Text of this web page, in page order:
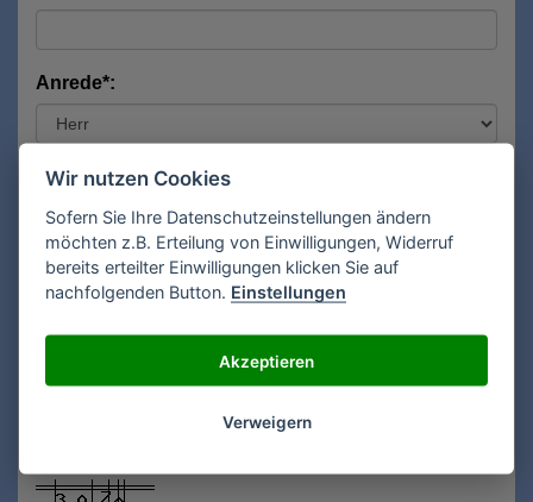
Anrede*:
Vorname*:
Nachname*:
Wir nutzen Cookies
Sofern Sie Ihre Datenschutzeinstellungen ändern
möchten z.B. Erteilung von Einwilligungen, Widerruf
bereits erteilter Einwilligungen klicken Sie auf
nachfolgenden Button. Einstellungen
Akzeptieren
Verweigern